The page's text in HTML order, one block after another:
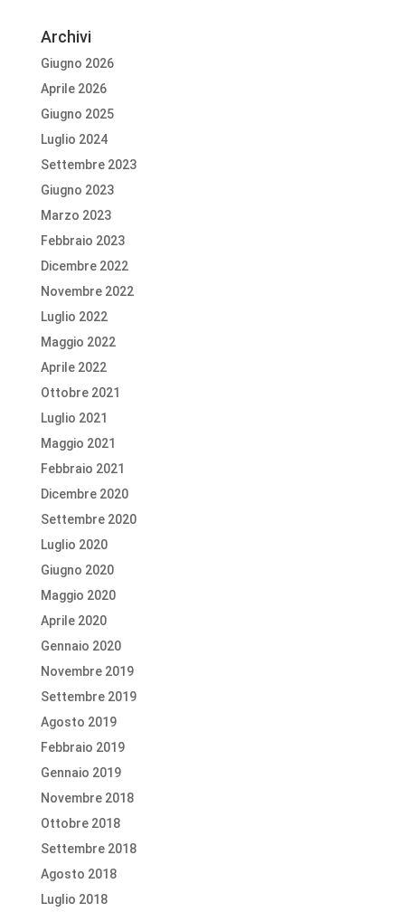
Archivi
Giugno 2026
Aprile 2026
Giugno 2025
Luglio 2024
Settembre 2023
Giugno 2023
Marzo 2023
Febbraio 2023
Dicembre 2022
Novembre 2022
Luglio 2022
Maggio 2022
Aprile 2022
Ottobre 2021
Luglio 2021
Maggio 2021
Febbraio 2021
Dicembre 2020
Settembre 2020
Luglio 2020
Giugno 2020
Maggio 2020
Aprile 2020
Gennaio 2020
Novembre 2019
Settembre 2019
Agosto 2019
Febbraio 2019
Gennaio 2019
Novembre 2018
Ottobre 2018
Settembre 2018
Agosto 2018
Luglio 2018